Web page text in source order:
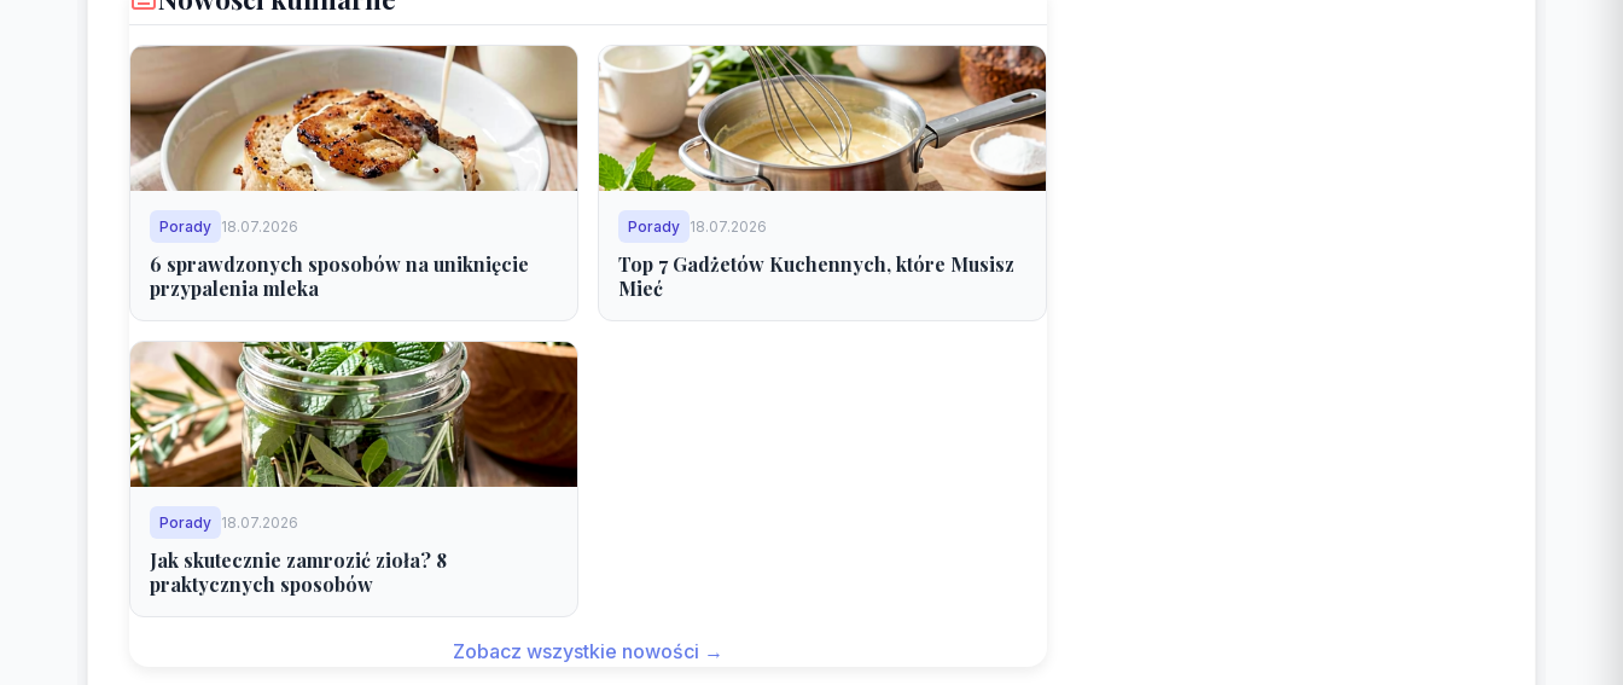
Porady 18.07.2026
6 sprawdzonych sposobów na uniknięcie
przypalenia mleka
Porady 18.07.2026
Top 7 Gadżetów Kuchennych, które Musisz
Mieć
Porady 18.07.2026
Jak skutecznie zamrozić zioła? 8
praktycznych sposobów
Zobacz wszystkie nowości →